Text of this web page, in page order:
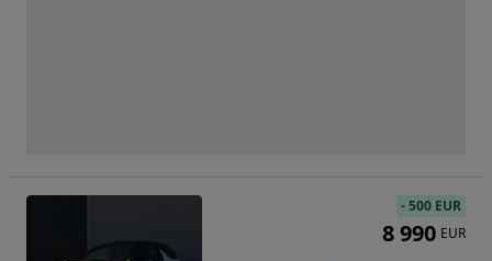
-500 EUR
8 990 EUR